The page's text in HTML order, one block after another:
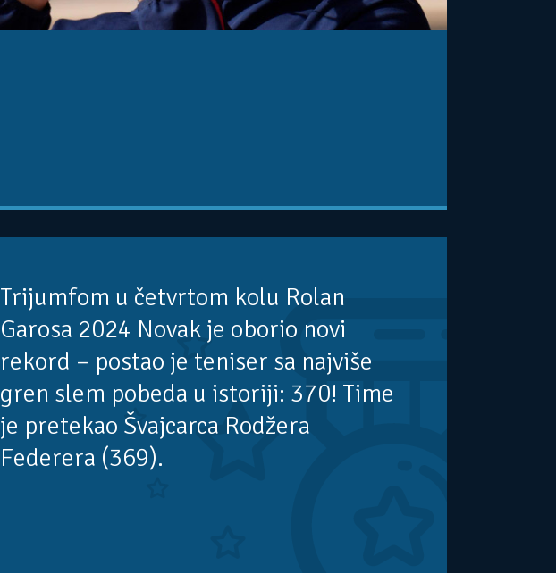
Trijumfom u četvrtom kolu Rolan
Garosa 2024 Novak je oborio novi
rekord – postao je teniser sa najviše
gren slem pobeda u istoriji: 370! Time
je pretekao Švajcarca Rodžera
Federera (369).